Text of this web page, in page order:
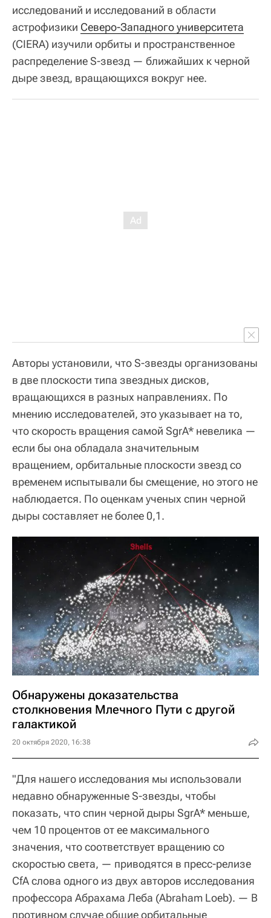
исследований и исследований в области
астрофизики Северо-Западного университета
(CIERA) изучили орбиты и пространственное
распределение S-звезд — ближайших к черной
дыре звезд, вращающихся вокруг нее.
Авторы установили, что S-звезды организованы
в две плоскости типа звездных дисков,
вращающихся в разных направлениях. По
мнению исследователей, это указывает на то,
что скорость вращения самой SgrA* невелика —
если бы она обладала значительным
вращением, орбитальные плоскости звезд со
временем испытывали бы смещение, но этого не
наблюдается. По оценкам ученых спин черной
дыры составляет не более 0,1.
Обнаружены доказательства
столкновения Млечного Пути с другой
галактикой
20 октября 2020, 16:38
"Для нашего исследования мы использовали
недавно обнаруженные S-звезды, чтобы
показать, что спин черной дыры SgrA* меньше,
чем 10 процентов от ее максимального
значения, что соответствует вращению со
скоростью света, — приводятся в пресс-релизе
CfA слова одного из двух авторов исследования
профессора Абрахама Леба (Abraham Loeb). — В
противном случае общие орбитальные